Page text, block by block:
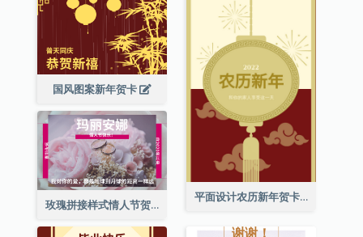
国风图案新年贺卡
平面设计农历新年贺卡与装饰
玫瑰拼接样式情人节贺卡